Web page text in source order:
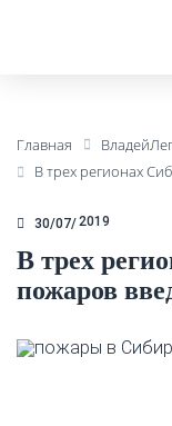
Главная
В трех регионах
30/07 2019
В трех
пожаров